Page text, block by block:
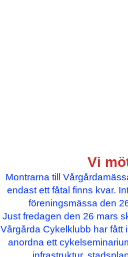
Vi
Montrarna till
endast ett fåtal finns kvar.
föreningsmässa den
Just fredagen den 26 mars
Vårgårda Cykelklubb har fått
anordna ett